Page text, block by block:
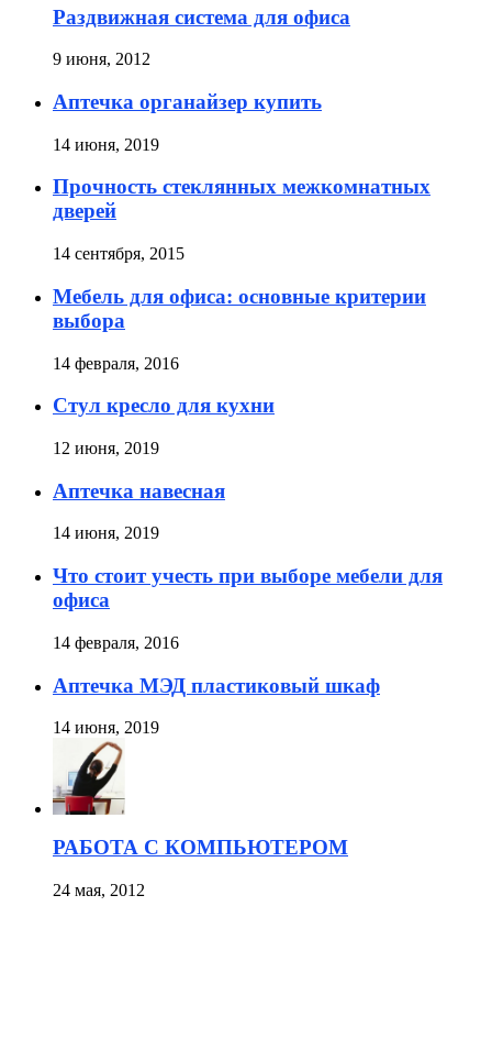
Раздвижная система для офиса
9 июня, 2012
Аптечка органайзер купить
14 июня, 2019
Прочность стеклянных межкомнатных
дверей
14 сентября, 2015
Мебель для офиса: основные критерии
выбора
14 февраля, 2016
Стул кресло для кухни
12 июня, 2019
Аптечка навесная
14 июня, 2019
Что стоит учесть при выборе мебели для
офиса
14 февраля, 2016
Аптечка МЭД пластиковый шкаф
14 июня, 2019
РАБОТА С КОМПЬЮТЕРОМ
24 мая, 2012